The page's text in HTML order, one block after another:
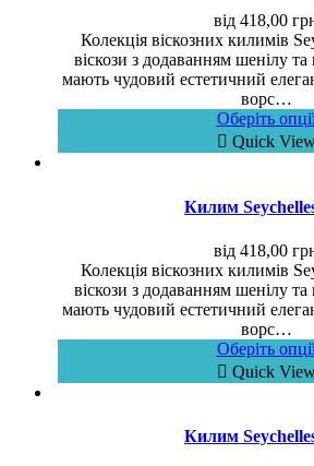
від 418,00
Колекція віскозних килимів
віскози з додаванням шенілу
мають чудовий естетичний
ворс…
Оберіть
Quick
Килим
від 418,00
Колекція віскозних килимів
віскози з додаванням шенілу
мають чудовий естетичний
ворс…
Оберіть
Quick
Килим